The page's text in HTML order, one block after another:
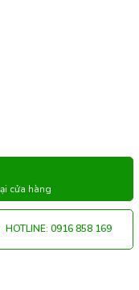
cửa hàng
HOTLINE: 0916 858 169